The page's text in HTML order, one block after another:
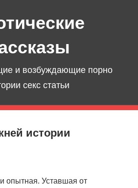
и возбуждающие порно
секс статьи
истории
опытная. Уставшая от